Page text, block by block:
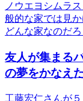
ノウエヨシムラ
般的な家では見
どんな家なのだろ
友人が集まる
の夢をかなえ
工藤宏仁さんが